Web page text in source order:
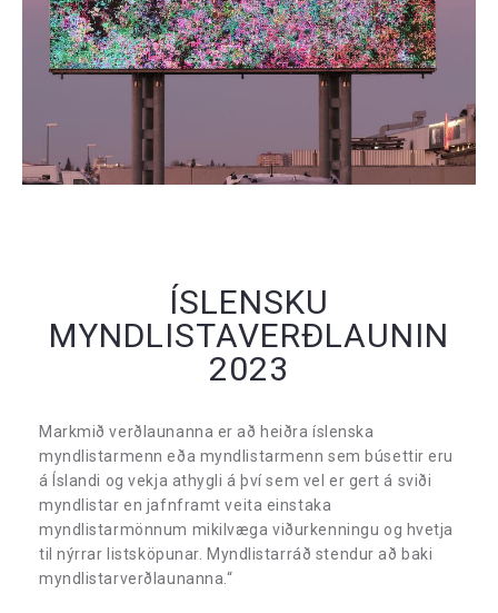
ÍSLENSKU
MYNDLISTAVERÐLAUNIN
2023
Markmið verðlaunanna er að heiðra íslenska
myndlistarmenn eða myndlistarmenn sem búsettir eru
á Íslandi og vekja athygli á því sem vel er gert á sviði
myndlistar en jafnframt veita einstaka
myndlistarmönnum mikilvæga viðurkenningu og hvetja
til nýrrar listsköpunar. Myndlistarráð stendur að baki
myndlistarverðlaunanna.“